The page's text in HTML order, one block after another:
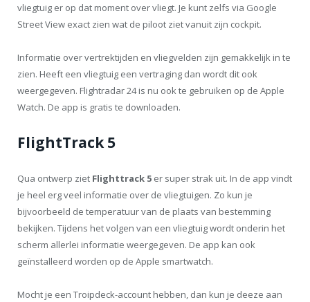
vliegtuig er op dat moment over vliegt. Je kunt zelfs via Google
Street View exact zien wat de piloot ziet vanuit zijn cockpit.
Informatie over vertrektijden en vliegvelden zijn gemakkelijk in te
zien. Heeft een vliegtuig een vertraging dan wordt dit ook
weergegeven. Flightradar 24 is nu ook te gebruiken op de Apple
Watch. De app is gratis te downloaden.
FlightTrack 5
Qua ontwerp ziet Flighttrack 5 er super strak uit. In de app vindt
je heel erg veel informatie over de vliegtuigen. Zo kun je
bijvoorbeeld de temperatuur van de plaats van bestemming
bekijken. Tijdens het volgen van een vliegtuig wordt onderin het
scherm allerlei informatie weergegeven. De app kan ook
geïnstalleerd worden op de Apple smartwatch.
Mocht je een Troipdeck-account hebben, dan kun je deeze aan